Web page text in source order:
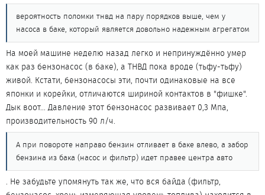
вероятность поломки тнвд на пару порядков выше, чем у
насоса в баке, который является довольно надежным агрегатом
На моей машине неделю назад легко и непринуждённо умер
как раз бензонасос (в баке), а ТНВД пока вроде (тьфу-тьфу)
живой. Кстати, бензонасосы эти, почти одинаковые на все
японки и корейки, отличаются шириной контактов в "фишке".
Дык воот... Давление этот бензонасос развивает 0,3 Мпа,
производительность 90 л/ч.
А при повороте направо бензин отливает в баке влево, а забор
бензина из бака (насос и фильтр) идет правее центра авто
. Не забудьте упомянуть так же, что вся байда (фильтр,